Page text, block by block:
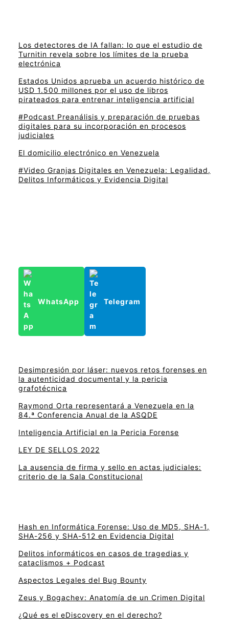
Los detectores de IA fallan: lo que el estudio de
Turnitin revela sobre los límites de la prueba
electrónica
Estados Unidos aprueba un acuerdo histórico de
USD 1.500 millones por el uso de libros
pirateados para entrenar inteligencia artificial
#Podcast Preanálisis y preparación de pruebas
digitales para su incorporación en procesos
judiciales
El domicilio electrónico en Venezuela
#Video Granjas Digitales en Venezuela: Legalidad,
Delitos Informáticos y Evidencia Digital
WhatsApp Telegram
Desimpresión por láser: nuevos retos forenses en
la autenticidad documental y la pericia
grafotécnica
Raymond Orta representará a Venezuela en la
84.ª Conferencia Anual de la ASQDE
Inteligencia Artificial en la Pericia Forense
LEY DE SELLOS 2022
La ausencia de firma y sello en actas judiciales:
criterio de la Sala Constitucional
Hash en Informática Forense: Uso de MD5, SHA-1,
SHA-256 y SHA-512 en Evidencia Digital
Delitos informáticos en casos de tragedias y
cataclismos + Podcast
Aspectos Legales del Bug Bounty
Zeus y Bogachev: Anatomía de un Crimen Digital
¿Qué es el eDiscovery en el derecho?